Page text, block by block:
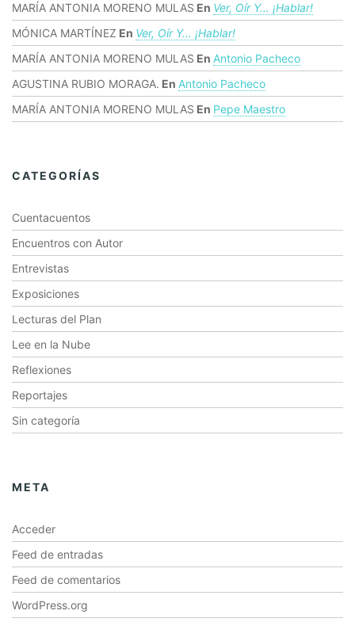
MARÍA ANTONIA MORENO MULAS En Ver, Oír Y… ¡hablar!
MÓNICA MARTÍNEZ En Ver, Oír Y… ¡hablar!
MARÍA ANTONIA MORENO MULAS En Antonio Pacheco
AGUSTINA RUBIO MORAGA. En Antonio Pacheco
MARÍA ANTONIA MORENO MULAS En Pepe Maestro
CATEGORÍAS
Cuentacuentos
Encuentros con Autor
Entrevistas
Exposiciones
Lecturas del Plan
Lee en la Nube
Reflexiones
Reportajes
Sin categoría
META
Acceder
Feed de entradas
Feed de comentarios
WordPress.org